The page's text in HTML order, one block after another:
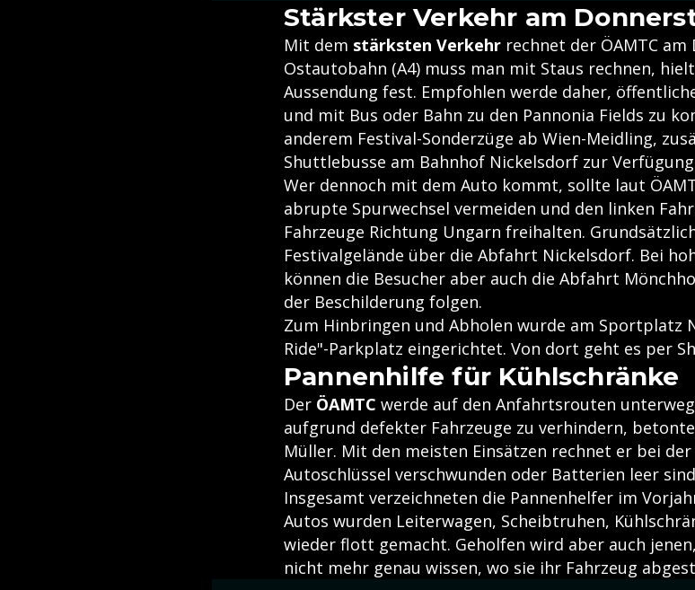
Stärkster Verkehr am
Mit dem stärksten Verkehr rechnet der ÖAMTC
Ostautobahn (A4) muss man mit Staus rechnen,
Aussendung fest. Empfohlen werde daher,
und mit Bus oder Bahn zu den Pannonia Fields zu
anderem Festival-Sonderzüge ab Wien-Meidling,
Shuttlebusse am Bahnhof Nickelsdorf zur
Wer dennoch mit dem Auto kommt, sollte laut
abrupte Spurwechsel vermeiden und den linken
Fahrzeuge Richtung Ungarn freihalten.
Festivalgelände über die Abfahrt Nickelsdorf. Bei
können die Besucher aber auch die Abfahrt
der Beschilderung folgen.
Zum Hinbringen und Abholen wurde am Sportplatz
Ride"-Parkplatz eingerichtet. Von dort geht es per
Pannenhilfe für Kühlschränke
Der ÖAMTC werde auf den Anfahrtsrouten
aufgrund defekter Fahrzeuge zu verhindern,
Müller. Mit den meisten Einsätzen rechnet er bei
Autoschlüssel verschwunden oder Batterien leer
Insgesamt verzeichneten die Pannenhelfer im
Autos wurden Leiterwagen, Scheibtruhen,
wieder flott gemacht. Geholfen wird aber auch
nicht mehr genau wissen, wo sie ihr Fahrzeug